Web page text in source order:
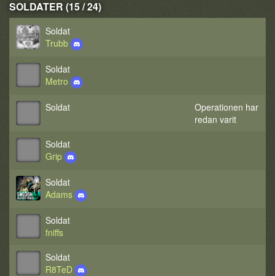
SOLDATER (15 / 24)
Soldat
Trubb
Soldat
Metro
Soldat
Operationen har
redan varit
Soldat
Grip
Soldat
Adams
Soldat
fniffs
Soldat
R8TeD